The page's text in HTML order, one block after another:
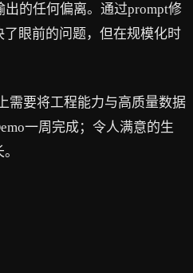
的任何偏离。通过prompt修
眼前的问题，但在规模化时
需要将工程能力与高质量数据
一周完成；令人满意的生